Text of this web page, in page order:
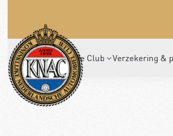
De Club Verzekering &